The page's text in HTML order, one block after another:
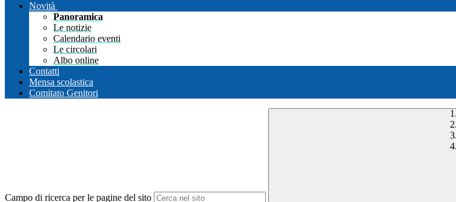
Novità
Panoramica
Le notizie
Calendario eventi
Le circolari
Albo online
Contatti
Mensa scolastica
Comitato Genitori
Campo di ricerca per le pagine del sito